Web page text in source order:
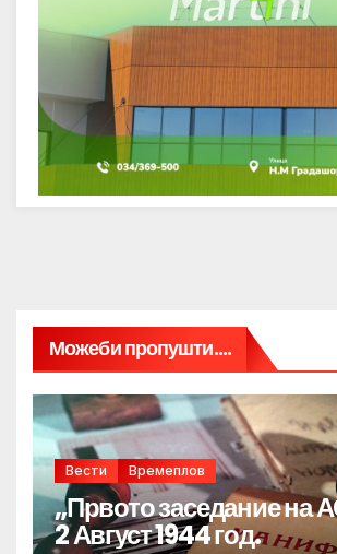
Можеби пропушти....
Вести Времеплов
„Првото заседание
2 Август 1944 год.